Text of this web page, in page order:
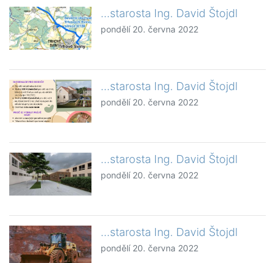
...starosta Ing. David Štojdl
pondělí 20. června 2022
...starosta Ing. David Štojdl
pondělí 20. června 2022
...starosta Ing. David Štojdl
pondělí 20. června 2022
...starosta Ing. David Štojdl
pondělí 20. června 2022